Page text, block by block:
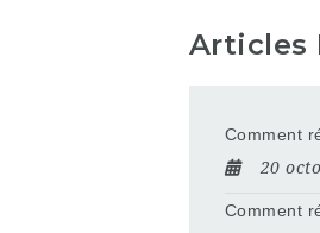
Articles
Comment
20
Comment